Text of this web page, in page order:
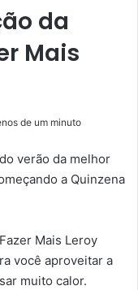
da
Mais
de um minuto
verão da melhor
a Quinzena
Mais Leroy
você aproveitar a
muito calor.